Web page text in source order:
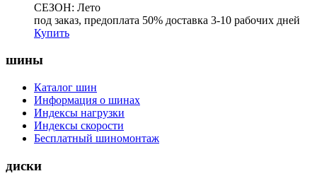
СЕЗОН: Лето
под заказ, предоплата 50% доставка 3-10 рабочих дней
Купить
шины
Каталог шин
Информация о шинах
Индексы нагрузки
Индексы скорости
Бесплатный шиномонтаж
диски